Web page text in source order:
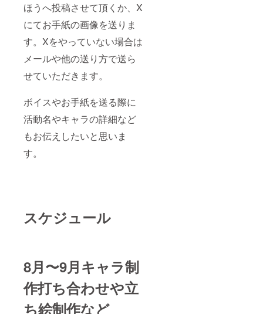
ほうへ投稿させて頂くか、X
にてお手紙の画像を送りま
す。Xをやっていない場合は
メールや他の送り方で送ら
せていただきます。
ボイスやお手紙を送る際に
活動名やキャラの詳細など
もお伝えしたいと思いま
す。
スケジュール
8月〜9月キャラ制
作打ち合わせや立
ち絵制作など